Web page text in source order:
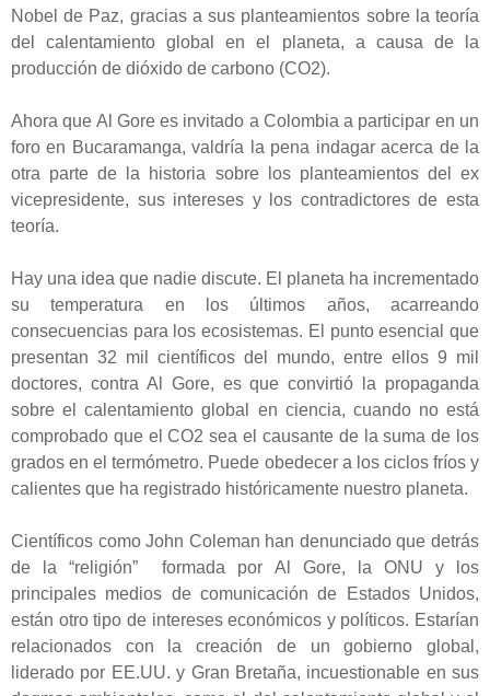
Nobel de Paz, gracias a sus planteamientos sobre la teoría
del calentamiento global en el planeta, a causa de la
producción de dióxido de carbono (CO2).
Ahora que Al Gore es invitado a Colombia a participar en un
foro en Bucaramanga, valdría la pena indagar acerca de la
otra parte de la historia sobre los planteamientos del ex
vicepresidente, sus intereses y los contradictores de esta
teoría.
Hay una idea que nadie discute. El planeta ha incrementado
su temperatura en los últimos años, acarreando
consecuencias para los ecosistemas. El punto esencial que
presentan 32 mil científicos del mundo, entre ellos 9 mil
doctores, contra Al Gore, es que convirtió la propaganda
sobre el calentamiento global en ciencia, cuando no está
comprobado que el CO2 sea el causante de la suma de los
grados en el termómetro. Puede obedecer a los ciclos fríos y
calientes que ha registrado históricamente nuestro planeta.
Científicos como John Coleman han denunciado que detrás
de la “religión” formada por Al Gore, la ONU y los
principales medios de comunicación de Estados Unidos,
están otro tipo de intereses económicos y políticos. Estarían
relacionados con la creación de un gobierno global,
liderado por EE.UU. y Gran Bretaña, incuestionable en sus